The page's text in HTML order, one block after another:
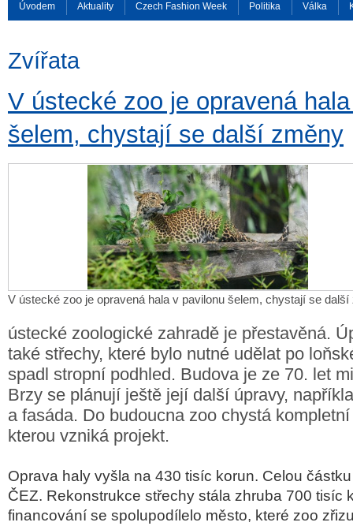
Úvodem Aktuality Czech Fashion Week Politika Válka
Rozhovory
Zvířata
V ústecké zoo je opravená
šelem, chystají se další změny
V ústecké zoo je opravená hala v pavilonu šelem, chystají se další
ústecké zoologické zahradě je přestavěná.
také střechy, které bylo nutné udělat po
spadl stropní podhled. Budova je ze 70. let
Brzy se plánují ještě její další úpravy,
a fasáda. Do budoucna zoo chystá
kterou vzniká projekt.
Oprava haly vyšla na 430 tisíc korun. Celou
ČEZ. Rekonstrukce střechy stála zhruba 700 tisíc
financování se spolupodílelo město, které zoo